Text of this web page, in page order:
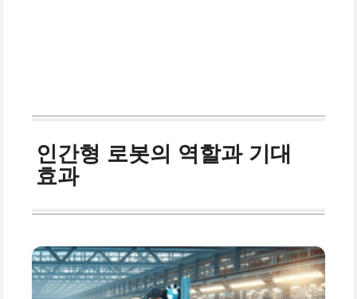
인간형 로봇의 역할과 기대
효과